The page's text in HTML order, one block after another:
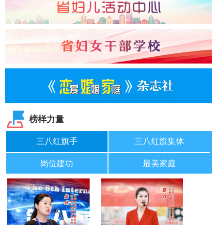
榜样力量
三八红旗手 三八红旗集体
岗位建功 最美家庭